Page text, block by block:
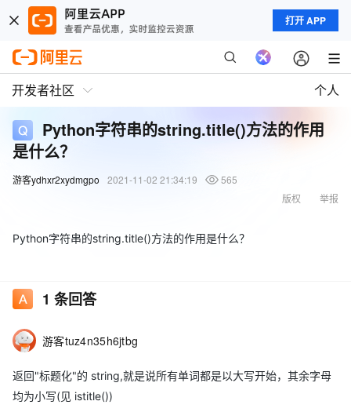
打开 APP
开发者社区 个人
Python字符串的string.title()方法的作用
是什么？
游客ydhxr2xydmgpo 2021-11-02 21:34:19
565
举报
版权
Python字符串的string.title()方法的作用是什么？
1 条回答
游客tuz4n35h6jtbg
返回"标题化"的 string,就是说所有单词都是以大写开始，其余字母
均为小写(见 istitle())